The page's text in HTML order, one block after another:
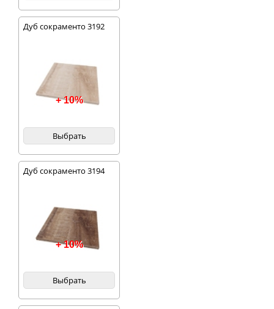
Дуб сокраменто 3192
+ 10%
Выбрать
Дуб сокраменто 3194
+ 10%
Выбрать